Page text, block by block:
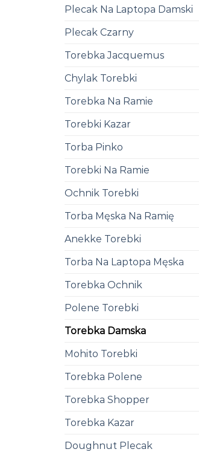
Plecak Na Laptopa Damski
Plecak Czarny
Torebka Jacquemus
Chylak Torebki
Torebka Na Ramie
Torebki Kazar
Torba Pinko
Torebki Na Ramie
Ochnik Torebki
Torba Męska Na Ramię
Anekke Torebki
Torba Na Laptopa Męska
Torebka Ochnik
Polene Torebki
Torebka Damska
Mohito Torebki
Torebka Polene
Torebka Shopper
Torebka Kazar
Doughnut Plecak